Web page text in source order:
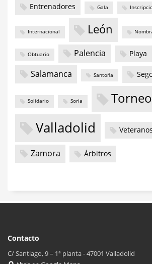
Entrenadores Gala
Internacional León
Obtuario Palencia Playa
Salamanca Santoña
Solidario Soria
Valladolid Veteranos
Zamora Árbitros
Contacto
C/ Santiago, 9 – 1ª planta - 47001 Valladolid